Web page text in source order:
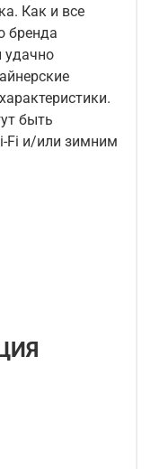
Как и все
бренда
удачно
быть
Fi и/или зимним